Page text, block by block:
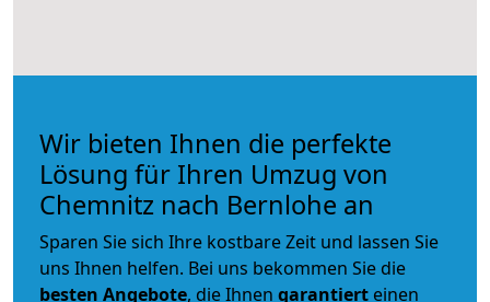
Wir bieten Ihnen die perfekte
Lösung für Ihren Umzug von
Chemnitz nach Bernlohe an
Sparen Sie sich Ihre kostbare Zeit und lassen Sie
uns Ihnen helfen. Bei uns bekommen Sie die
besten Angebote, die Ihnen garantiert einen